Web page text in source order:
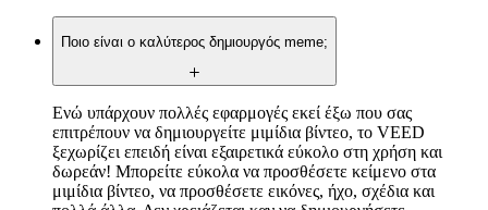
Ποιο είναι ο καλύτερος δημιουργός meme;
Ενώ υπάρχουν πολλές εφαρμογές εκεί έξω που σας
επιτρέπουν να δημιουργείτε μιμίδια βίντεο, το VEED
ξεχωρίζει επειδή είναι εξαιρετικά εύκολο στη χρήση και
δωρεάν! Μπορείτε εύκολα να προσθέσετε κείμενο στα
μιμίδια βίντεο, να προσθέσετε εικόνες, ήχο, σχέδια και